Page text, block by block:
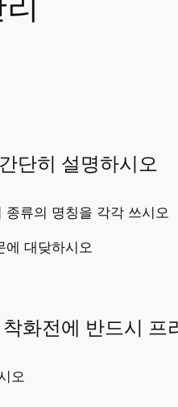
단히 설명하시오
류의 명칭을 각각 쓰시오
에 대닺하시오
화전에 반드시
오